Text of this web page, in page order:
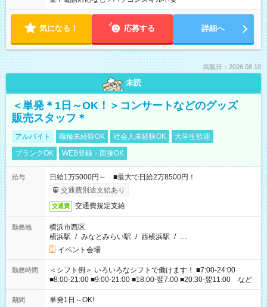
気になる！ 応募する 詳細へ
掲載日：2026.08.10
未読
＜単発＊1日～OK！＞コンサートなどのグッズ
販売スタッフ＊
アルバイト 職種未経験OK 社会人未経験OK
大学生歓迎
ブランクOK
WEB登録・面接OK
給与
日給1万5000円～ ■最大で日給2万8500円！
交通費別途支給あり
交通費 交通費規定支給
勤務地
横浜市西区
横浜駅 / みなとみらい駅 / 西横浜駅 / …
イベント会場
勤務時間
＜シフト例＞ いろいろなシフトで働けます！ ■7:00-24:00
■8:00-21:00 ■9:00-21:00 ■18:00-翌7:00 ■20:30-翌11:00 など
期間 単発1日～OK!